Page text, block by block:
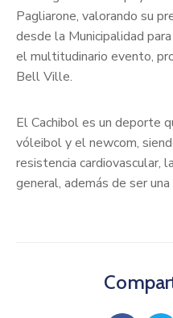
Pagliarone, valorando su
desde la Municipalidad
el multitudinario evento,
Bell Ville.
El Cachibol es un deporte
vóleibol y el newcom,
resistencia cardiovascular,
general, además de ser